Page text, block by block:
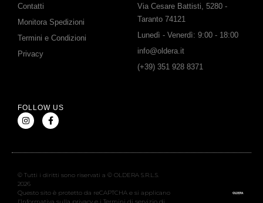
Contatti
Monitora Spedizioni
Termini e Condizioni
Privacy
Via Cesare Battisti, 5280 -
Taranto 74121
Lunedì - Venerdì: 9:00 - 18:00
info@oldera.it
(+39) 351 928 8371
FOLLOW US
© Tutti i diritti sono riservati a © OLDERA S.R.L.S.
2026
Questo sito è protetto da reCAPTCHA e si applicano